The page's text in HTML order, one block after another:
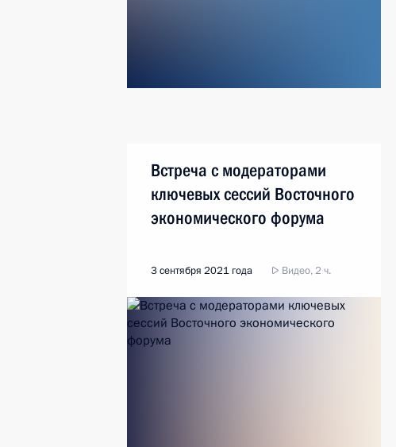
Встреча с модераторами
ключевых сессий Восточного
экономического форума
3 сентября 2021 года Видео, 2 ч.